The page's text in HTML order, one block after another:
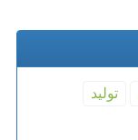
تولید